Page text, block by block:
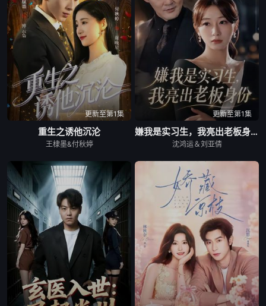
更新至第1集
重生之诱他沉沦
王棣墨&付秋婷
更新至第1集
嫌我是实习生，我亮出老板身份
沈鸿运＆刘亚倩